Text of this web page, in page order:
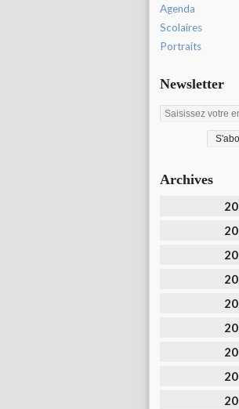
Agenda
Scolaires
Portraits
Newsletter
Archives